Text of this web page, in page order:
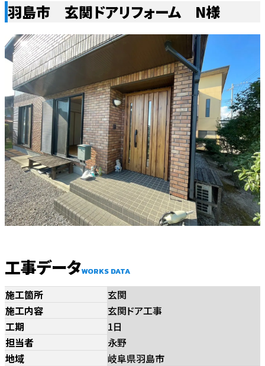
羽島市 玄関ドアリフォーム N様
工事データWORKS DATA
施工箇所
玄関
施工内容
玄関ドア工事
工期
1日
担当者
永野
地域
岐阜県羽島市